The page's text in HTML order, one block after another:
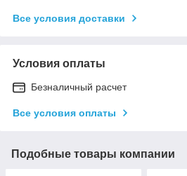
Все условия доставки
Условия оплаты
Безналичный расчет
Все условия оплаты
Подобные товары компании